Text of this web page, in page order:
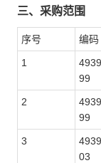
三、采购范围
序号 编码
1
99
2
99
3
03